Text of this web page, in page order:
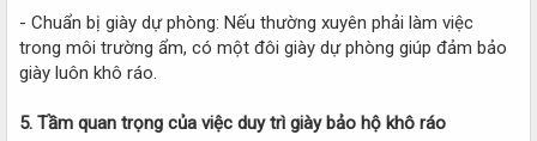
- Chuẩn bị giày dự phòng: Nếu thường xuyên phải làm việc
trong môi trường ẩm, có một đôi giày dự phòng giúp đảm bảo
giày luôn khô ráo.
5. Tầm quan trọng của việc duy trì giày bảo hộ khô ráo